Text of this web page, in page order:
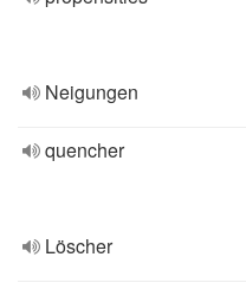
Neigungen
quencher
Löscher